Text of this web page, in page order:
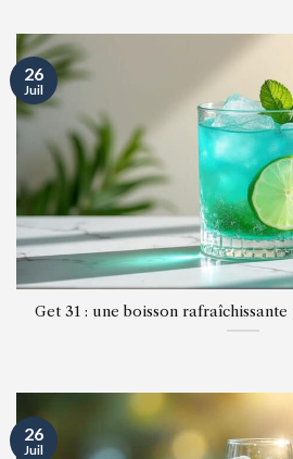
Get 31 : une boisson
26
Juil
26
Juil